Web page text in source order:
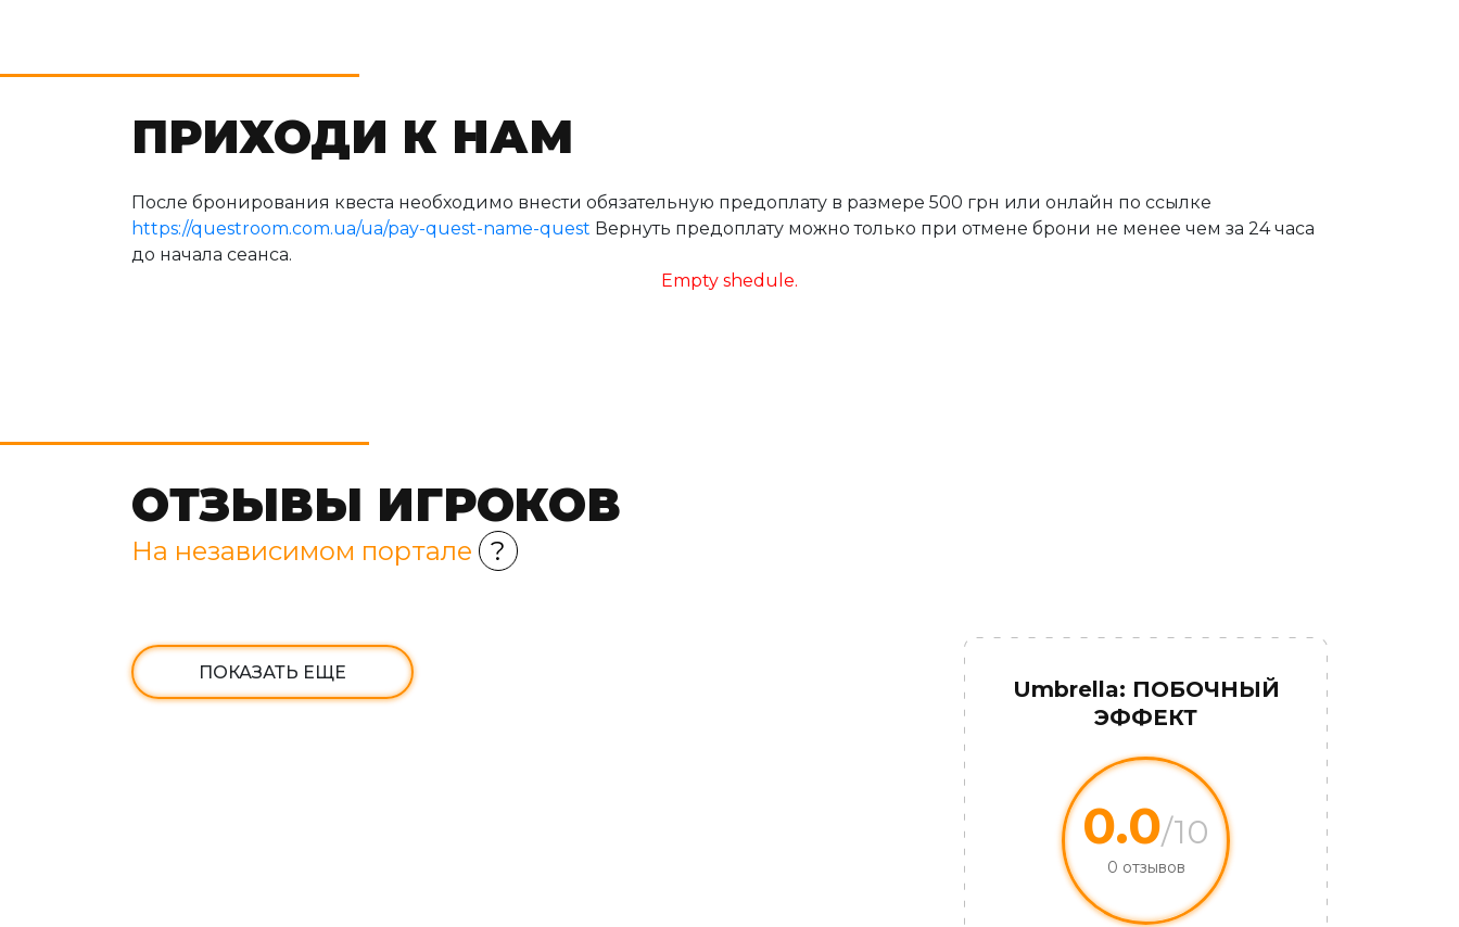
ПРИХОДИ К НАМ
После бронирования квеста необходимо внести обязательную предоплату в размере 500 грн или онлайн по ссылке
https://questroom.com.ua/ua/pay-quest-name-quest Вернуть предоплату можно только при отмене брони не менее чем за 24 часа
до начала сеанса.
Empty shedule.
ОТЗЫВЫ ИГРОКОВ
На независимом портале ?
Umbrella: ПОБОЧНЫЙ
ЭФФЕКТ
0.0/10
0 отзывов
ПОКАЗАТЬ ЕЩЕ